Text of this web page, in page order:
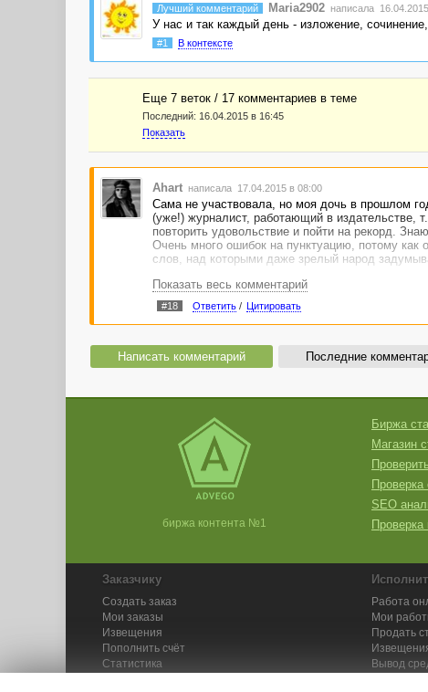
Лучший комментарий Maria2902 написала
У нас и так каждый день - изложение, сочинение,
#1 В контексте
Еще 7 веток / 17 комментариев в темe
Последний: 16.04.2015 в 16:45
Показать
Ahart написала 17.04.2015 в 08:00
Сама не участвовала, но моя дочь в прошлом
(уже!) журналист, работающий в издательстве,
повторить удовольствие и пойти на рекорд.
Очень много ошибок на пунктуацию, потому как
слов, над которыми даже зрелый народ
Показать весь комментарий
#18 Ответить/ Цитировать
Написать комментарий Последние
биржа контента №1
Биржа
Магазин
SEO
Проверка
Заказчику
Создать заказ
Мои заказы
Извещения
Пополнить счёт
Статистика
Работа
Мои
Продать
Вывод